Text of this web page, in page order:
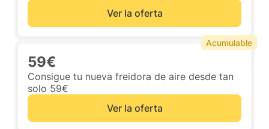
Ver la oferta
59€
Consigue tu nueva freidora de aire desde tan
solo 59€
Ver la oferta
Acumulable